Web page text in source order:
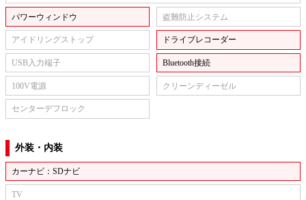
パワーウィンドウ 盗難防止システム
アイドリングストップ ドライブレコーダー
USB入力端子 Bluetooth接続
100V電源 クリーンディーゼル
センターデフロック
外装・内装
カーナビ：SDナビ
TV